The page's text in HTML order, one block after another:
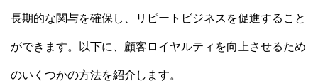
長期的な関与を確保し、リピートビジネスを促進すること
ができます。以下に、顧客ロイヤルティを向上させるため
のいくつかの方法を紹介します。